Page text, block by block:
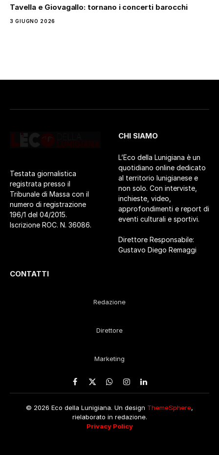
Tavella e Giovagallo: tornano i concerti barocchi
3 GIUGNO 2026
Testata giornalistica
registrata presso il
Tribunale di Massa con il
numero di registrazione
196/1 del 04/2015.
Iscrizione ROC. N. 36086.
CHI SIAMO
L’Eco della Lunigiana è un
quotidiano online dedicato
al territorio lunigianese e
non solo. Con interviste,
inchieste, video,
approfondimenti e report di
eventi culturali e sportivi.
Direttore Responsabile:
Gustavo Diego Remaggi
CONTATTI
Redazione
Direttore
Marketing
Facebook
X
WhatsApp
Instagram
LinkedIn
© 2026 Eco della Lunigiana. Un design ThemeSphere,
rielaborato in redazione.
Privacy Policy